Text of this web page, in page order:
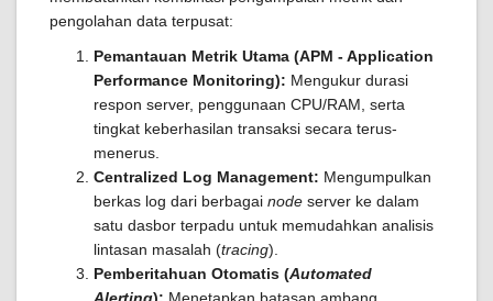
pengolahan data terpusat:
Pemantauan Metrik Utama (APM - Application
Performance Monitoring): Mengukur durasi
respon server, penggunaan CPU/RAM, serta
tingkat keberhasilan transaksi secara terus-
menerus.
Centralized Log Management: Mengumpulkan
berkas log dari berbagai node server ke dalam
satu dasbor terpadu untuk memudahkan analisis
lintasan masalah (tracing).
Pemberitahuan Otomatis (Automated